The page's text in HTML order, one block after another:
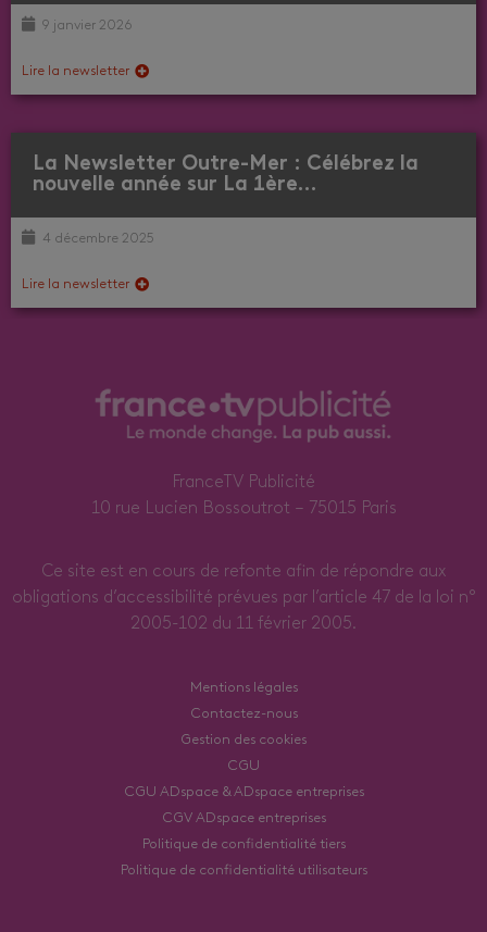
9 janvier 2026
Lire la newsletter
La Newsletter Outre-Mer : Célébrez la
nouvelle année sur La 1ère…
4 décembre 2025
Lire la newsletter
FranceTV Publicité
10 rue Lucien Bossoutrot – 75015 Paris
Ce site est en cours de refonte afin de répondre aux
obligations d’accessibilité prévues par l’article 47 de la loi n°
2005-102 du 11 février 2005.
Mentions légales
Contactez-nous
Gestion des cookies
CGU
CGU ADspace & ADspace entreprises
CGV ADspace entreprises
Politique de confidentialité tiers
Politique de confidentialité utilisateurs